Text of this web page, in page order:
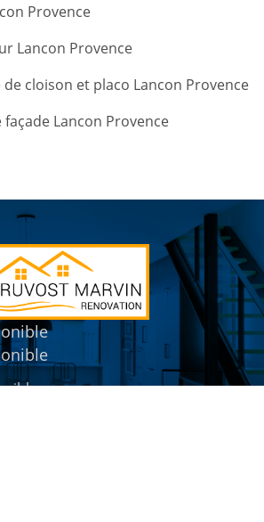
Provence
Lancon Provence
cloison et placo Lancon Provence
façade Lancon Provence